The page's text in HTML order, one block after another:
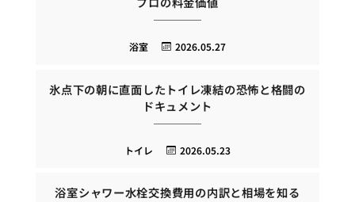
2026.05.27
浴室
氷点下の朝に直面したトイレ凍結の恐怖と格闘の
ドキュメント
2026.05.23
トイレ
浴室シャワー水栓交換費用の内訳と相場を知る